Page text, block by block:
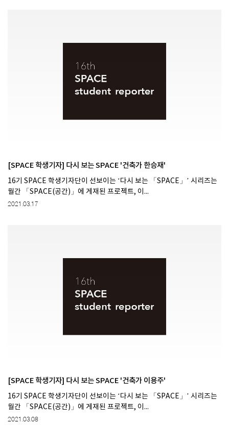
[SPACE 학생기자] 다시 보는 SPACE '건축가 한승재'
16기 SPACE 학생기자단이 선보이는 ‘다시 보는 「SPACE」’ 시리즈는
월간 「SPACE(공간)」에 게재된 프로젝트, 이...
2021.03.17
[SPACE 학생기자] 다시 보는 SPACE '건축가 이용주'
16기 SPACE 학생기자단이 선보이는 ‘다시 보는 「SPACE」’ 시리즈는
월간 「SPACE(공간)」에 게재된 프로젝트, 이...
2021.03.08